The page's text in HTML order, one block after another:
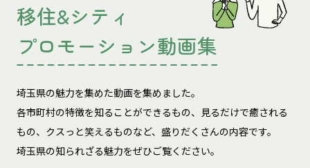
移住&シティ
プロモーション動画集
埼玉県の魅力を集めた動画を集めました。
各市町村の特徴を知ることができるもの、見るだけで癒される
もの、 クスっと笑えるものなど、盛りだくさんの内容です。
埼玉県の知られざる魅力をぜひご覧ください。